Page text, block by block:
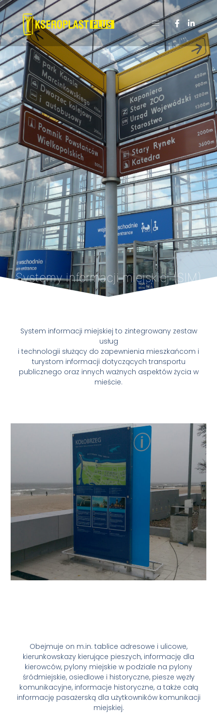
Systemy informacji miejskiej (SIM)
System informacji miejskiej to zintegrowany zestaw
usług
i technologii służący do zapewnienia mieszkańcom i
turystom informacji dotyczących transportu
publicznego oraz innych ważnych aspektów życia w
mieście.
Obejmuje on m.in. tablice adresowe i ulicowe,
kierunkowskazy kierujące pieszych, informację dla
kierowców, pylony miejskie w podziale na pylony
śródmiejskie, osiedlowe i historyczne, piesze węzły
komunikacyjne, informacje historyczne, a także całą
informację pasażerską dla użytkowników komunikacji
miejskiej.